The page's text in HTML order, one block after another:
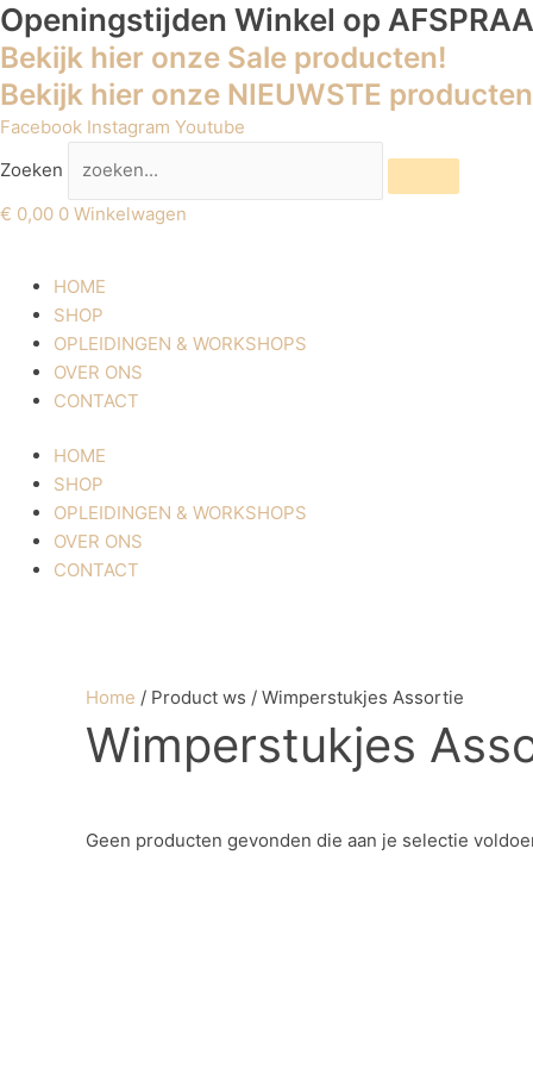
Ga
naar
de
inhoud
Openingstijden Winkel op
Bekijk hier onze Sale producten!
Bekijk hier onze NIEUWSTE producten
Facebook Instagram Youtube
Zoeken
€ 0,00 0 Winkelwagen
HOME
SHOP
OPLEIDINGEN & WORKSHOPS
OVER ONS
CONTACT
HOME
SHOP
OPLEIDINGEN & WORKSHOPS
OVER ONS
CONTACT
Home / Product ws / Wimperstukjes Assortie
Wimperstukjes
Geen producten gevonden die aan je selectie